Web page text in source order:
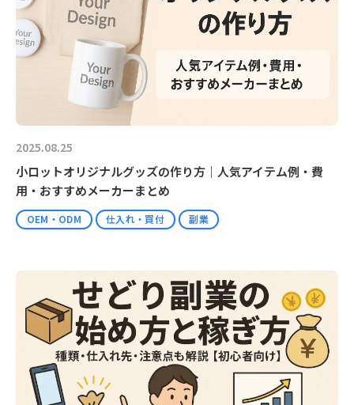
2025.08.25
小ロットオリジナルグッズの作り方｜人気アイテム例・費
用・おすすめメーカーまとめ
OEM・ODM 仕入れ・買付 副業